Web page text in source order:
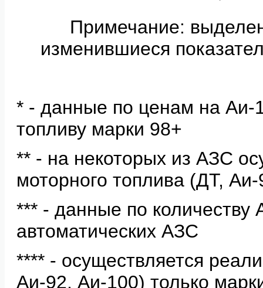
Примечание:
изменившиеся
* - данные по ценам на Аи-
топливу марки 98+
** - на некоторых из АЗС
моторного топлива (ДТ,
*** - данные по количеству
автоматических АЗС
**** - осуществляется
Аи-92, Аи-100) только